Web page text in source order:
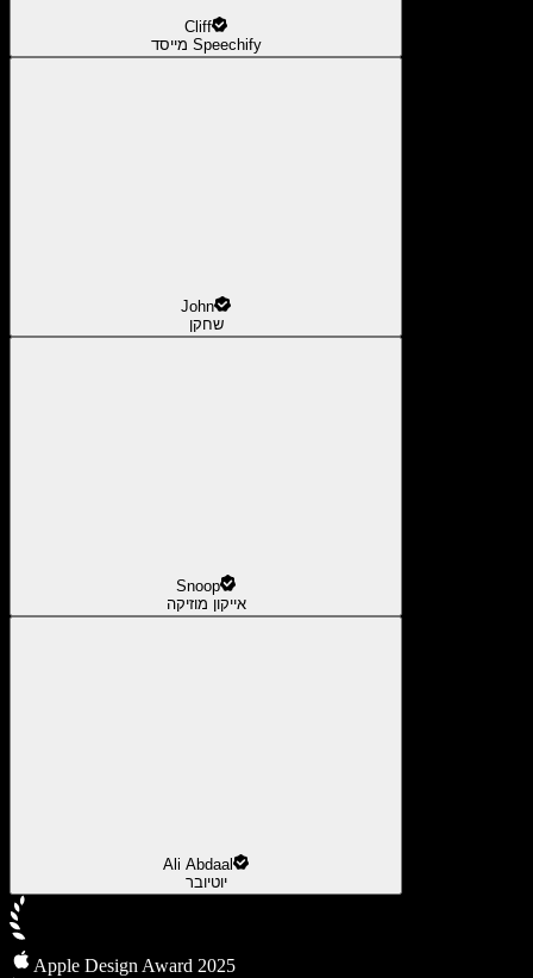
Cliff
מייסד Speechify
John
שחקן
Snoop
אייקון מוזיקה
Ali Abdaal
יוטיובר
Apple Design Award 2025